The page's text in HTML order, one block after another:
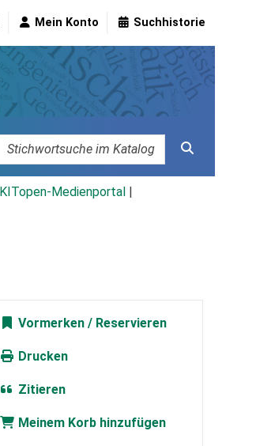
Mein Konto Suchhistorie
KITopen-Medienportal
Vormerken
Drucken
Zitieren
Meinem Korb hinzufügen